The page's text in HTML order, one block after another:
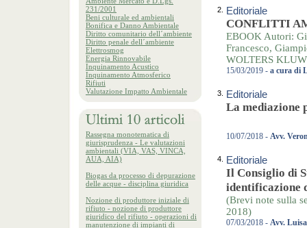
231/2001
Beni culturale ed ambientali
Bonifica e Danno Ambientale
Diritto comunitario dell´ambiente
Diritto penale dell´ambiente
Elettrosmog
Energia Rinnovabile
Inquinamento Acustico
Inquinamento Atmosferico
Rifiuti
Valutazione Impatto Ambientale
Rassegna monotematica di
giurisprudenza - Le valutazioni
ambientali (VIA, VAS, VINCA,
AUA, AIA)
Biogas da processo di depurazione
delle acque - disciplina giuridica
Nozione di produttore iniziale di
rifiuto - nozione di produttore
giuridico del rifiuto - operazioni di
manutenzione di impianti di
2. Editoriale
CONFLITTI
EBOOK Autori:
Francesco,
WOLTERS
15/03/2019 - a cura di
3. Editoriale
La mediazione
10/07/2018 - Avv.
4. Editoriale
Il Consiglio di
identificazione
(Brevi note sulla
2018)
07/03/2018 - Avv.